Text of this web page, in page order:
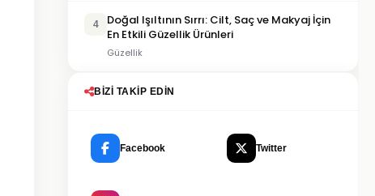
4
Doğal Işıltının Sırrı: Cilt, Saç ve Makyaj İçin
En Etkili Güzellik Ürünleri
Güzellik
BIZI TAKIP EDIN
Facebook Twitter